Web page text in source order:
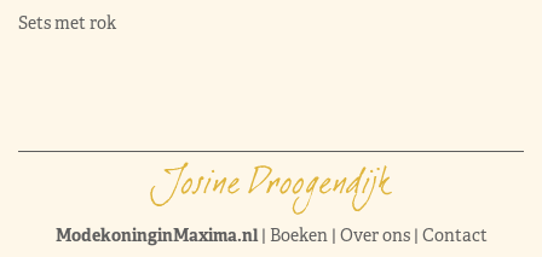
Sets met rok
ModekoninginMaxima.nl| Boeken| Over ons| Contact